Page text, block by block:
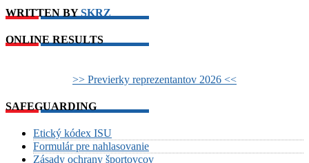
WRITTEN BYSKRZ
ONLINE RESULTS
>> Previerky reprezentantov 2026 <<
SAFEGUARDING
Etický kódex ISU
Formulár pre nahlasovanie
Zásady ochrany športovcov